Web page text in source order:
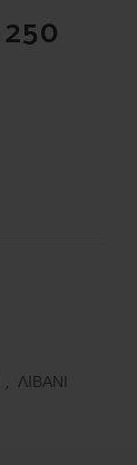
, ΛΙΒΑΝΙ